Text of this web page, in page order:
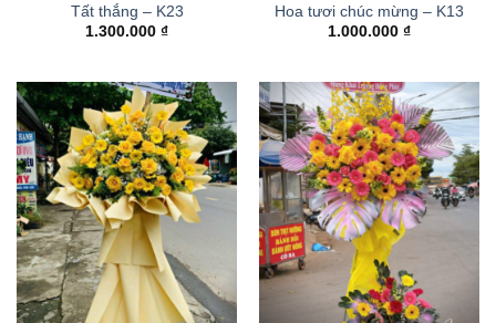
Tất thắng – K23
1.300.000 ₫
Hoa tươi chúc mừng – K13
1.000.000 ₫